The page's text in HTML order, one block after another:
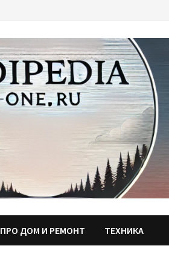
ПРО ДОМ И РЕМОНТ ТЕХНИКА